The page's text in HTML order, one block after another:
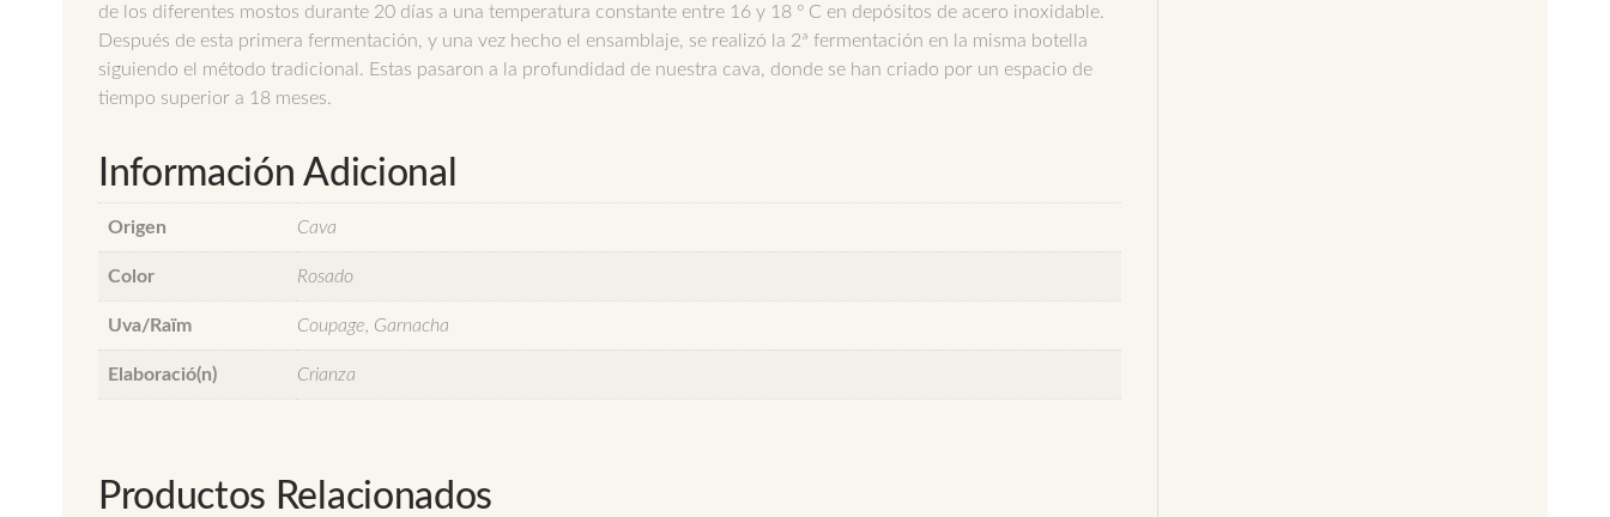
de los diferentes mostos durante 20 días a una temperatura constante entre 16 y 18 º C en depósitos de acero inoxidable.
Después de esta primera fermentación, y una vez hecho el ensamblaje, se realizó la 2ª fermentación en la misma botella
siguiendo el método tradicional. Estas pasaron a la profundidad de nuestra cava, donde se han criado por un espacio de
tiempo superior a 18 meses.
Información Adicional
Origen Cava
Color Rosado
Uva/Raïm Coupage, Garnacha
Elaboració(n) Crianza
Productos Relacionados